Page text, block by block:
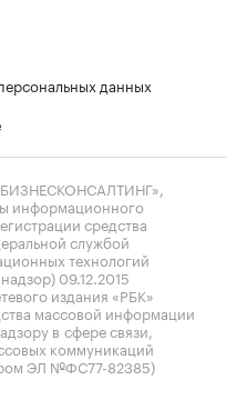
данных
информационного
средства
службой
технологий
09.12.2015
издания «РБК»
массовой информации
в сфере связи,
коммуникаций
ЭЛ №ФС77-82385)